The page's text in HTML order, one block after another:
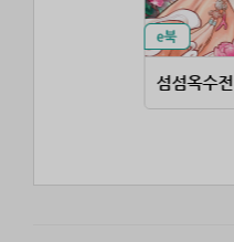
섬섬옥수전